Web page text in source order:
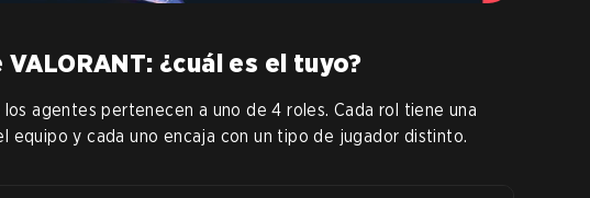
¿cuál es el tuyo?
los agentes pertenecen a uno de 4 roles. Cada rol tiene una
equipo y cada uno encaja con un tipo de jugador distinto.